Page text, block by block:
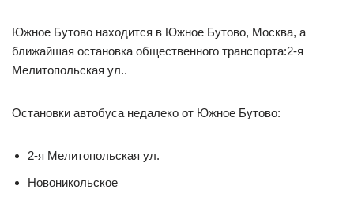
Южное Бутово находится в Южное Бутово, Москва, а
ближайшая остановка общественного транспорта:2-я
Мелитопольская ул..
Остановки автобуса недалеко от Южное Бутово:
2-я Мелитопольская ул.
Новоникольское